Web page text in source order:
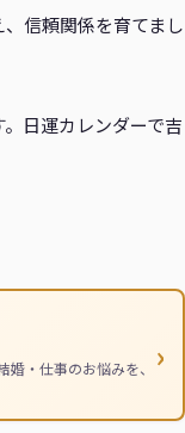
信頼関係を育てまし
日運カレンダーで吉
・仕事のお悩みを、
›